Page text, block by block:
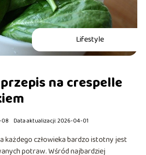
Lifestyle
na crespelle
08 Data aktualizacji: 2026-04-01
każdego człowieka bardzo istotny jest
potraw. Wśród najbardziej